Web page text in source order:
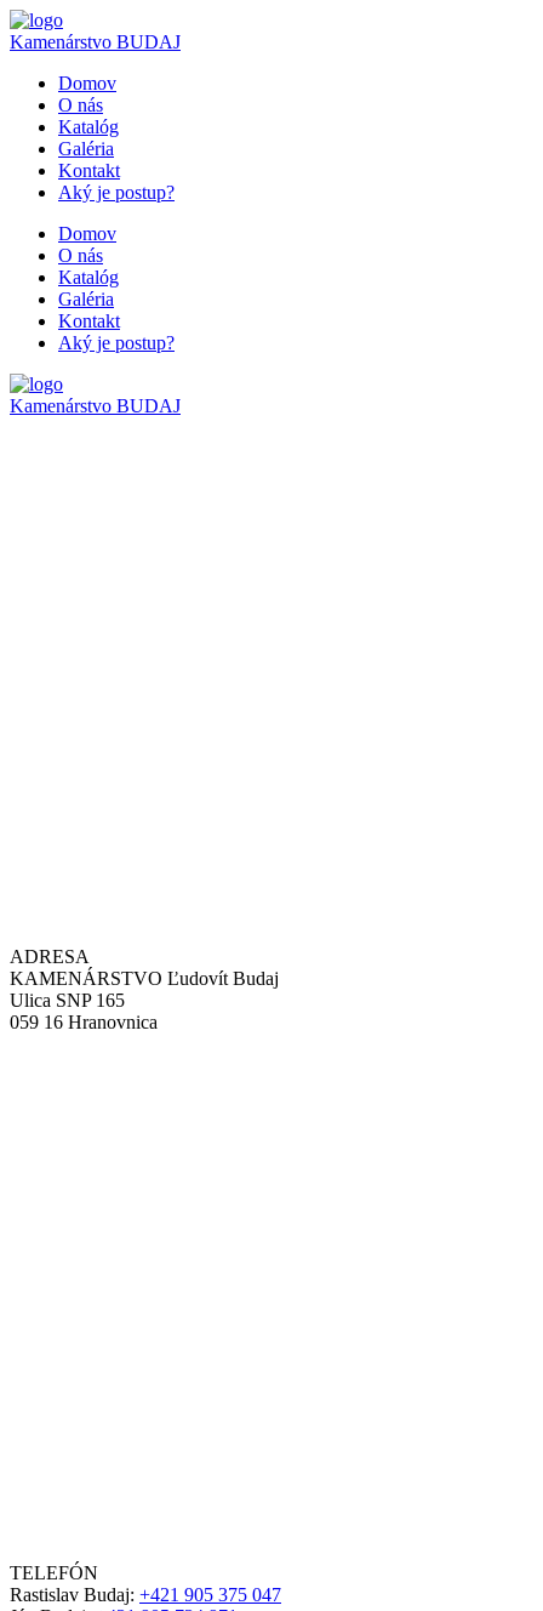
Kamenárstvo BUDAJ
Domov
O nás
Katalóg
Galéria
Kontakt
Aký je postup?
Domov
O nás
Katalóg
Galéria
Kontakt
Aký je postup?
Kamenárstvo BUDAJ
ADRESA
KAMENÁRSTVO Ľudovít Budaj
Ulica SNP 165
059 16 Hranovnica
TELEFÓN
Rastislav Budaj: +421 905 375 047